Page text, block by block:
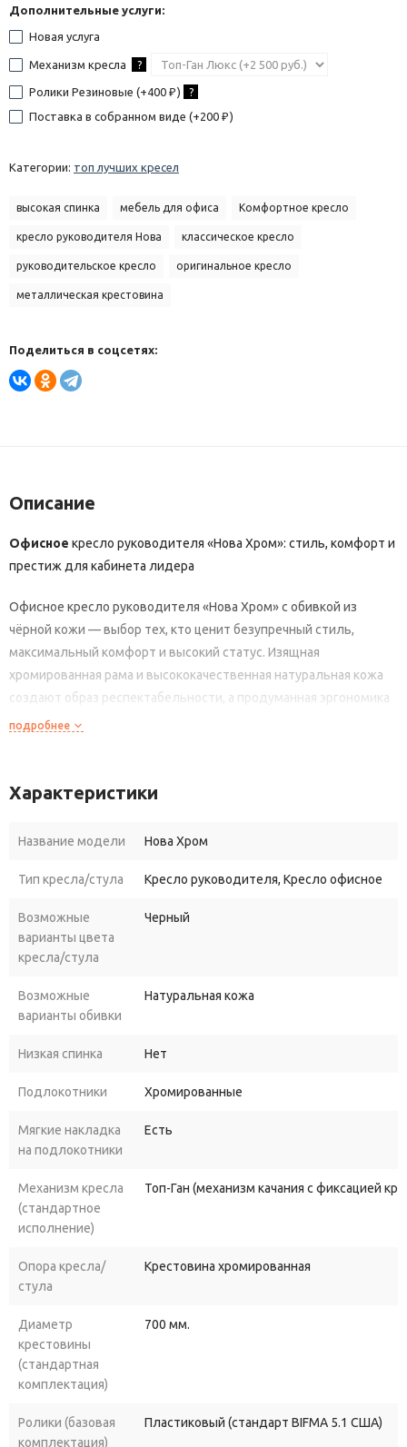
Дополнительные услуги:
Новая услуга
Механизм кресла ?
Ролики Резиновые (+400 ₽ ) ?
Поставка в собранном виде (+200 ₽ )
Категории: топ лучших кресел
высокая спинка мебель для офиса Комфортное кресло
кресло руководителя Нова классическое кресло
руководительское кресло оригинальное кресло
металлическая крестовина
Поделиться в соцсетях:
Описание
Офисное кресло руководителя «Нова Хром»: стиль, комфорт и
престиждля кабинета лидера
Офисное кресло руководителя «Нова Хром»с обивкой из
чёрной кожи — выбор тех, кто ценит безупречный стиль,
максимальный комфорт и высокий статус. Изящная
хромированная рама и высококачественная натуральная кожа
создают образ респектабельности, а продуманная эргономика
обеспечивает
Этонепростопредметмебели,
создаётблагоприятноевпечатлениенапартнёрови
обеспечивает
снижаетнагрузку
служитдесятилетиямиблагодаряпремиальным
материалами
гармонично вписывается
Обивкаизнатуральной
устойчивостью
истираниюилёгкостьювуходе.Кожа
сохраняет
Изящнаяхромированнаярама.Блестящиехромированные
элементы
дизайн,
подчёркиваястатусность
интерьеру
Эргономичная
поддерживает
предотвращает
усталостьиспособствуетсохранению
правильной
подробнее
Характеристики
Название модели Нова Хром
Тип кресла/стула Кресло руководителя, Кресло офисное
Возможные
варианты цвета
кресла/стула
Черный
Возможные
варианты обивки
Натуральная кожа
Низкая спинка Нет
Подлокотники Хромированные
Мягкие накладка
на подлокотники
Есть
Механизм кресла
(стандартное
исполнение)
Топ-Ган (механизм качания с фиксацией
Опора кресла/
стула
Крестовина хромированная
Диаметр
крестовины
(стандартная
комплектация)
700 мм.
Ролики (базовая
комплектация)
Пластиковый (стандарт BIFMA 5.1 США)